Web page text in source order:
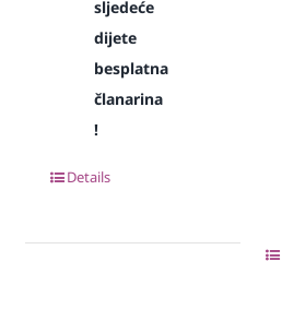
sljedeće
dijete
besplatna
članarina
!
Details